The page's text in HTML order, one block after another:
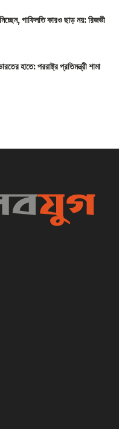
গাফিলতি কারও ছাড় নয়: রিজভী
হাতে: পররাষ্ট্র প্রতিমন্ত্রী শামা